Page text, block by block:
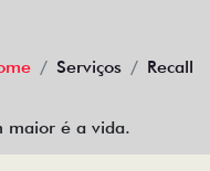
Serviços Recall
maior é a vida.